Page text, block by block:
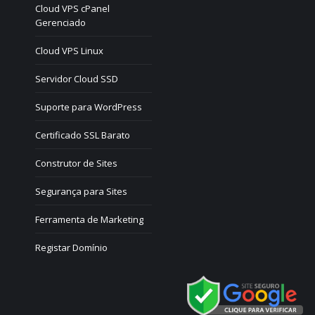
Cloud VPS cPanel
Gerenciado
Cloud VPS Linux
Servidor Cloud SSD
Suporte para WordPress
Certificado SSL Barato
Construtor de Sites
Segurança para Sites
Ferramenta de Marketing
Registar Domínio